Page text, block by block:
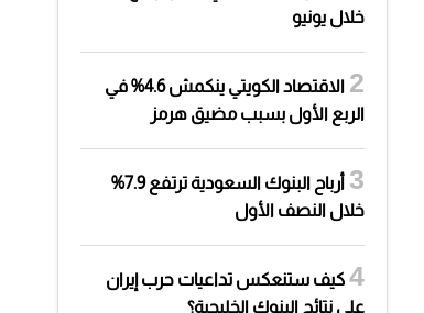
خلال يونيو
الاقتصاد الكويتي ينكمش 4.6% في
الربع الأول بسبب مضيق هرمز
أرباح البنوك السعودية ترتفع 7.9%
خلال النصف الأول
كيف ستنعكس تداعيات حرب إيران
على نتائج البنوك الخليجية؟